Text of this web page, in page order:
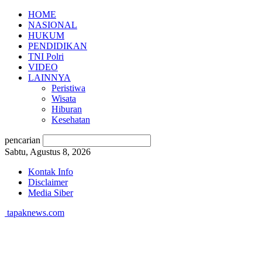
HOME
NASIONAL
HUKUM
PENDIDIKAN
TNI Polri
VIDEO
LAINNYA
Peristiwa
Wisata
Hiburan
Kesehatan
pencarian
Sabtu, Agustus 8, 2026
Kontak Info
Disclaimer
Media Siber
tapaknews.com